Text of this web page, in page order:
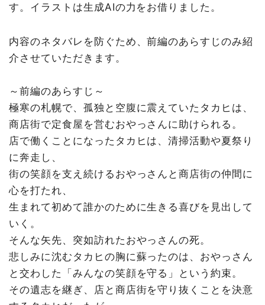
す。イラストは生成AIの力をお借りました。
内容のネタバレを防ぐため、前編のあらすじのみ紹
介させていただきます。
～前編のあらすじ～
極寒の札幌で、孤独と空腹に震えていたタカヒは、
商店街で定食屋を営むおやっさんに助けられる。
店で働くことになったタカヒは、清掃活動や夏祭り
に奔走し、
街の笑顔を支え続けるおやっさんと商店街の仲間に
心を打たれ、
生まれて初めて誰かのために生きる喜びを見出して
いく。
そんな矢先、突如訪れたおやっさんの死。
悲しみに沈むタカヒの胸に蘇ったのは、おやっさん
と交わした「みんなの笑顔を守る」という約束。
その遺志を継ぎ、店と商店街を守り抜くことを決意